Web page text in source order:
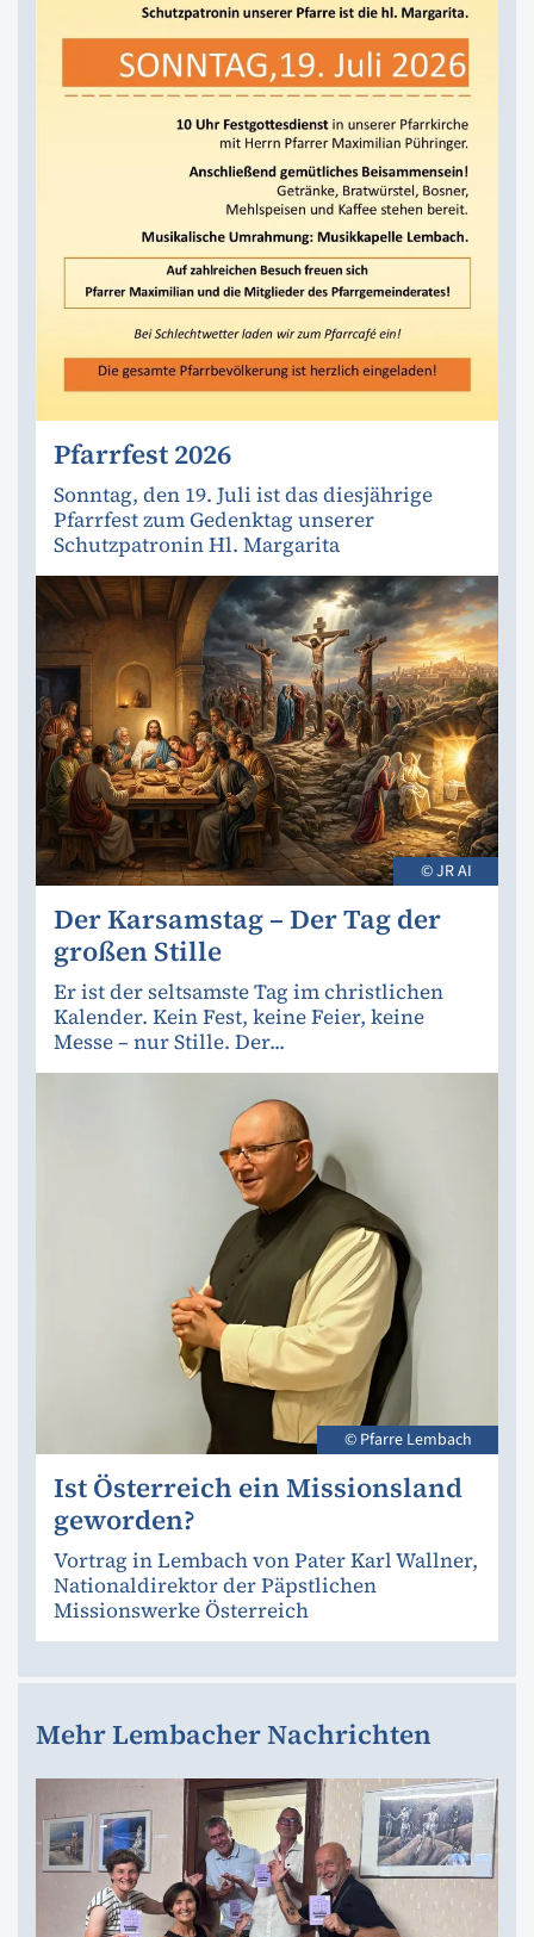
Pfarrfest 2026
Sonntag, den 19. Juli ist das diesjährige
Pfarrfest zum Gedenktag unserer
Schutzpatronin Hl. Margarita
© JR AI
Der Karsamstag – Der Tag der
großen Stille
Er ist der seltsamste Tag im christlichen
Kalender. Kein Fest, keine Feier, keine
Messe – nur Stille. Der...
© Pfarre Lembach
Ist Österreich ein Missionsland
geworden?
Vortrag in Lembach von Pater Karl Wallner,
Nationaldirektor der Päpstlichen
Missionswerke Österreich
Mehr Lembacher Nachrichten